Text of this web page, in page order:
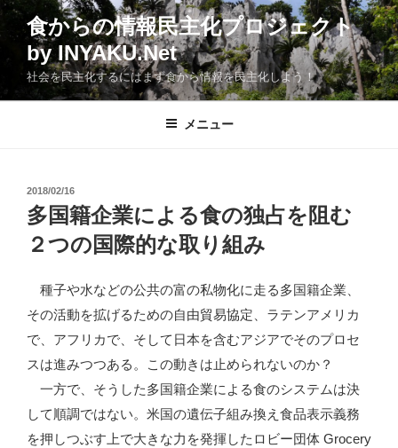
コ
食からの情報民主化プロジェクト
by INYAKU.Net
社会を民主化するにはまず食から情報を民主化しよう！
メニュー
投
稿
日:
2018/02/16
多国籍企業による食の独占を阻む
２つの国際的な取り組み
種子や水などの公共の富の私物化に走る多国籍企業、
その活動を拡げるための自由貿易協定、ラテンアメリカ
で、アフリカで、そして日本を含むアジアでそのプロセ
スは進みつつある。この動きは止められないのか？
一方で、そうした多国籍企業による食のシステムは決
して順調ではない。米国の遺伝子組み換え食品表示義務
を押しつぶす上で大きな力を発揮したロビー団体 Grocery